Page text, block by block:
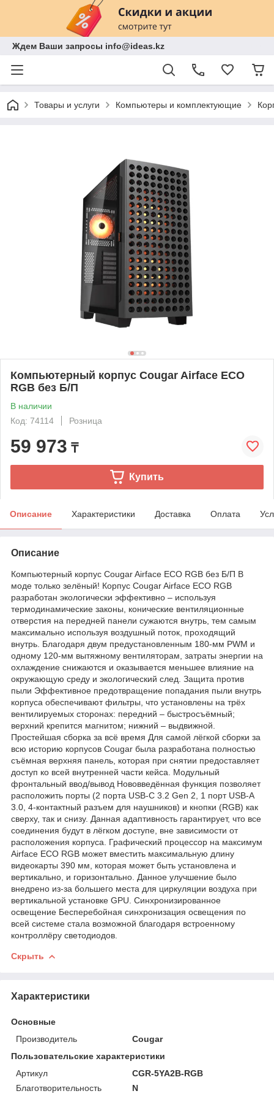
Ждем Ваши запросы info@ideas.kz
Товары и услуги Компьютеры и комплектующие
Компьютерный корпус Cougar Airface ECO
RGB без Б/П
В наличии
Код: 74114
Розница
59 973 ₸
Купить
Описание Характеристики Доставка Оплата
Описание
Компьютерный корпус Cougar Airface ECO RGB без Б/П В
моде только зелёный! Корпус Cougar Airface ECO RGB
разработан экологически эффективно – используя
термодинамические законы, конические вентиляционные
отверстия на передней панели сужаются внутрь, тем самым
максимально используя воздушный поток, проходящий
внутрь. Благодаря двум предустановленным 180-мм PWM и
одному 120-мм вытяжному вентиляторам, затраты энергии на
охлаждение снижаются и оказывается меньшее влияние на
окружающую среду и экологический след. Защита против
пыли Эффективное предотвращение попадания пыли внутрь
корпуса обеспечивают фильтры, что установлены на трёх
вентилируемых сторонах: передний – быстросъёмный;
верхний крепится магнитом; нижний – выдвижной.
Простейшая сборка за всё время Для самой лёгкой сборки за
всю историю корпусов Cougar была разработана полностью
съёмная верхняя панель, которая при снятии предоставляет
доступ ко всей внутренней части кейса. Модульный
фронтальный ввод/вывод Нововведённая функция позволяет
расположить порты (2 порта USB-C 3.2 Gen 2, 1 порт USB-A
3.0, 4-контактный разъем для наушников) и кнопки (RGB) как
сверху, так и снизу. Данная адаптивность гарантирует, что все
соединения будут в лёгком доступе, вне зависимости от
расположения корпуса. Графический процессор на максимум
Airface ECO RGB может вместить максимальную длину
видеокарты 390 мм, которая может быть установлена и
вертикально, и горизонтально. Данное улучшение было
внедрено из-за большего места для циркуляции воздуха при
вертикальной установке GPU. Синхронизированное
освещение Бесперебойная синхронизация освещения по
всей системе стала возможной благодаря встроенному
контроллёру светодиодов.
Скрыть
Характеристики
Основные
Производитель
Cougar
Пользовательские характеристики
Артикул
CGR-5YA2B-RGB
Благотворительность
N